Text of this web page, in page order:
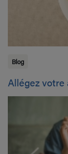
Blog
Allégez